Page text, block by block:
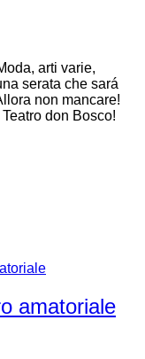
arti varie,
serata che sará
non mancare!
don Bosco!
amatoriale